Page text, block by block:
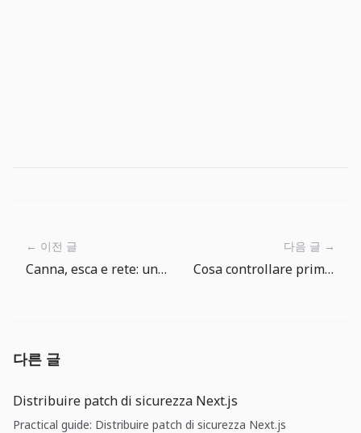
← 이전 글
Canna, esca e rete: una guida semplice all’equipaggiamento di The Big One
다음 글 →
Cosa controllare prima di cercare pesci rari nell’Enciclopedia dei Pesci
다른 글
Distribuire patch di sicurezza Next.js
Practical guide: Distribuire patch di sicurezza Next.js